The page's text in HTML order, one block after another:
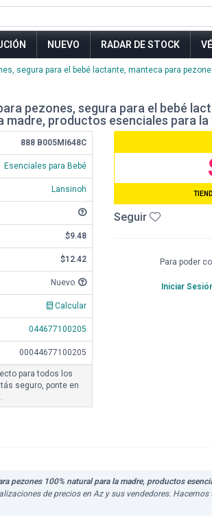
NUEVO RADAR DE STOCK
segura para el bebé lactante, manteca para
pezones, segura para el bebé
madre, productos esenciales para
888 B005MI648C
Esenciales para Bebé
Lansinoh
$9.48
$12.42
Nuevo
Calcular
044677100205
00044677100205
para todos los
seguro, ponte en
Seguir
Para poder
Iniciar
pezones 100% natural para la madre, productos
de precios en Az y sus vendedores.